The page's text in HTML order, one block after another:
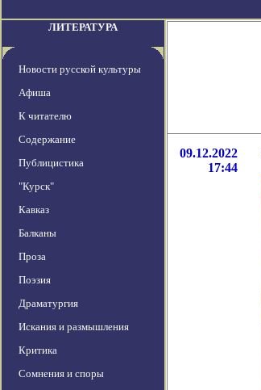
ЛИТЕРАТУРА
Новости русской культуры
Афиша
К читателю
Содержание
Публицистика
"Курск"
Кавказ
Балканы
Проза
Поэзия
Драматургия
Искания и размышления
Критика
Сомнения и споры
09.12.2022
17:44